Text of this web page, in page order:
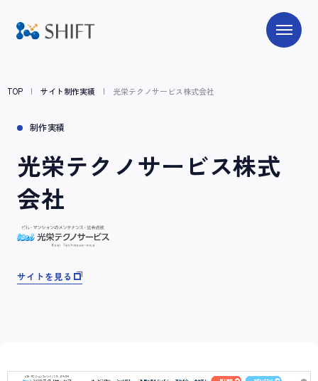
TOP サイト制作実績 光栄テクノサービス株式会社
制作実績
光栄テクノサービス株式
会社
サイトを見る